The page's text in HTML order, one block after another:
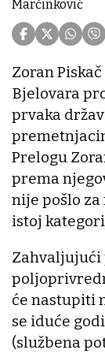
Marčinković
Zoran
Bjelovara
prvaka
Prelogu
prema
nije pošlo za
istoj
Zahvaljujući
će nastupiti
se iduće
(službena